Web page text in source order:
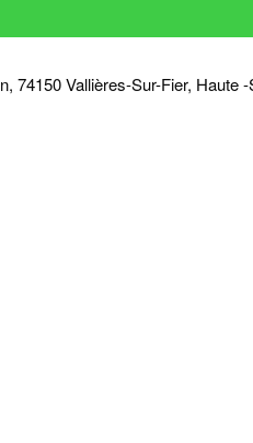
74150 Vallières-Sur-Fier, Haute